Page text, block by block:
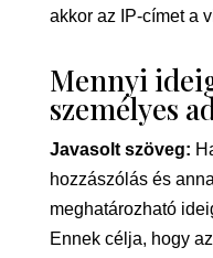
akkor az IP-címet a
Mennyi
személyes
Javasolt szöveg:
hozzászólás és
meghatározható
Ennek célja, hogy